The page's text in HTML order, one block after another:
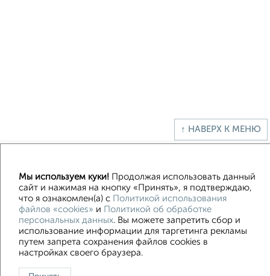
↑ НАВЕРХ К МЕНЮ
Контакты
Политика конфиденциальности
Пользовательское соглашение
Казань, улица Сафиуллина 5
© 2015–2026
Сайт-доска объявлений недвижимости
Реклама на портале
Новости Статьи Блог Риэлторы
Агентства
Застройщики
Ипотечный калькулятор
Консультации по недвижимости
Разместить объявление
Скачать приложение
Соцсети (vk.com | t.me | dzen.ru)
Мы используем куки! Продолжая использовать данный
сайт и нажимая на кнопку «Принять», я подтверждаю,
что я ознакомлен(а) с Политикой использования
файлов «cookies» и Политикой об обработке
персональных данных. Вы можете запретить сбор и
использование информации для таргетинга рекламы
путем запрета сохранения файлов cookies в
настройках своего браузера.